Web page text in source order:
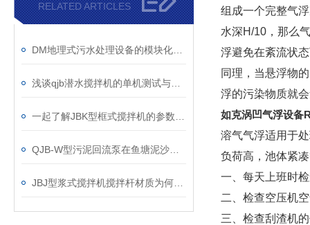
RELATED ARTICLES
组成一个完整气
水深H/10，那么
浮避免在紊流状
同理，当悬浮物
浮的污染物质就
如克涡凹气浮设备
溶气气浮适用于
负荷高，池体紧
一、每天上班时
二、检查空压机
三、检查刮渣机